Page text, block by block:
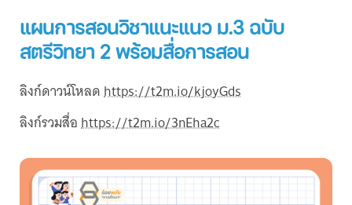
แผนการสอนวิชาแนะแนว ม.3 ฉบับ
สตรีวิทยา 2 พร้อมสื่อการสอน
ลิงก์ดาวน์โหลดhttps://t2m.io/kjoyGds
ลิงก์รวมสื่อhttps://t2m.io/3nEha2c